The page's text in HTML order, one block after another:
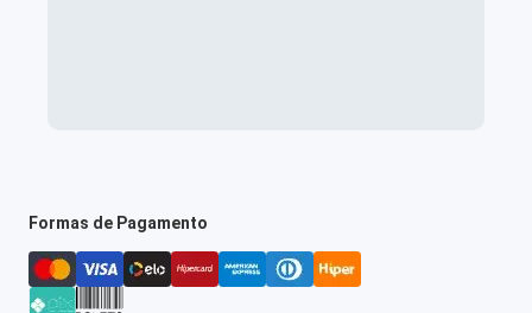
Formas de Pagamento